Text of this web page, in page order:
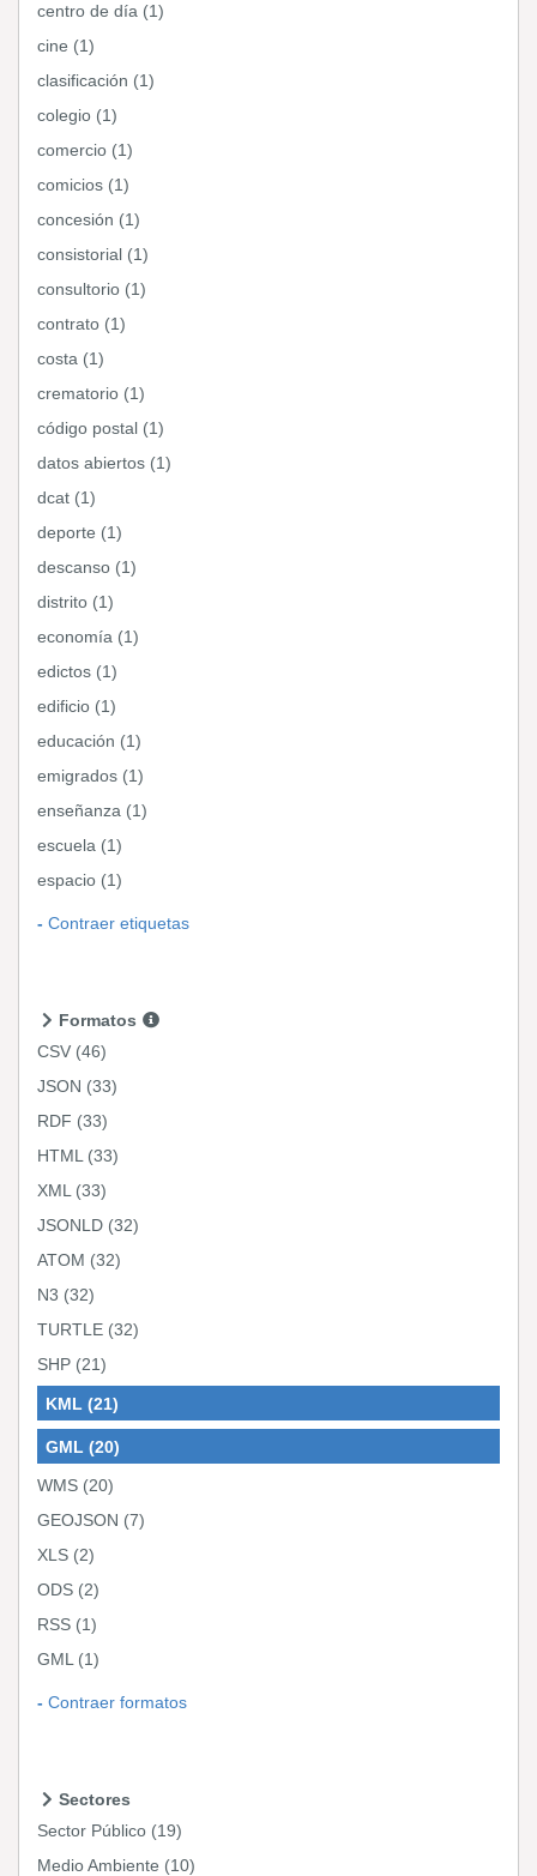
centro de día (1)
cine (1)
clasificación (1)
colegio (1)
comercio (1)
comicios (1)
concesión (1)
consistorial (1)
consultorio (1)
contrato (1)
costa (1)
crematorio (1)
código postal (1)
datos abiertos (1)
dcat (1)
deporte (1)
descanso (1)
distrito (1)
economía (1)
edictos (1)
edificio (1)
educación (1)
emigrados (1)
enseñanza (1)
escuela (1)
espacio (1)
Contraer etiquetas
Formatos
CSV (46)
JSON (33)
RDF (33)
HTML (33)
XML (33)
JSONLD (32)
ATOM (32)
N3 (32)
TURTLE (32)
SHP (21)
KML (21)
GML (20)
WMS (20)
GEOJSON (7)
XLS (2)
ODS (2)
RSS (1)
GML (1)
Contraer formatos
Sectores
Sector Público (19)
Medio Ambiente (10)